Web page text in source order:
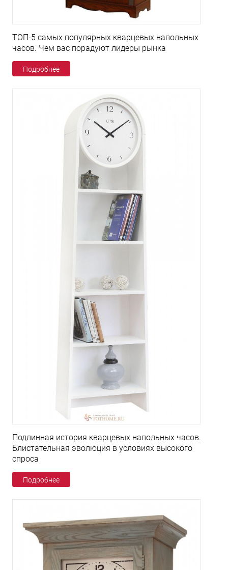
ТОП-5 самых популярных кварцевых напольных
часов. Чем вас порадуют лидеры рынка
Подробнее
Подлинная история кварцевых напольных часов.
Блистательная эволюция в условиях высокого
спроса
Подробнее